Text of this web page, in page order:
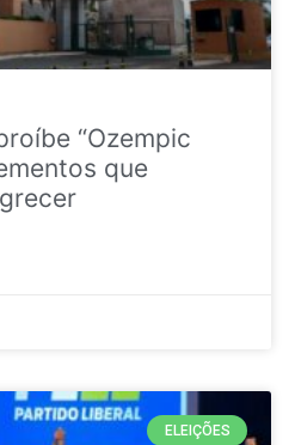
“Ozempic
que
ELEIÇÕES